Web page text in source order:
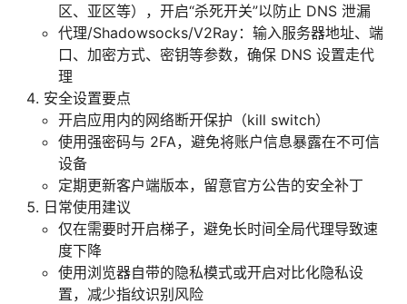
区、亚区等），开启“杀死开关”以防止 DNS 泄漏
代理/Shadowsocks/V2Ray：输入服务器地址、端
口、加密方式、密钥等参数，确保 DNS 设置走代
理
安全设置要点
开启应用内的网络断开保护（kill switch）
使用强密码与 2FA，避免将账户信息暴露在不可信
设备
定期更新客户端版本，留意官方公告的安全补丁
日常使用建议
仅在需要时开启梯子，避免长时间全局代理导致速
度下降
使用浏览器自带的隐私模式或开启对比化隐私设
置，减少指纹识别风险